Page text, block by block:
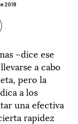
2018
–dice ese
a cabo
pero la
a los
una efectiva
rapidez